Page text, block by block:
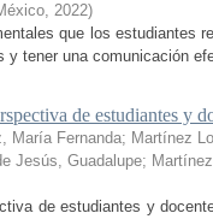
, 2022)
que los estudiantes
y tener una comunicación
de estudiantes y
María Fernanda; Martínez
Jesús, Guadalupe;
de estudiantes y